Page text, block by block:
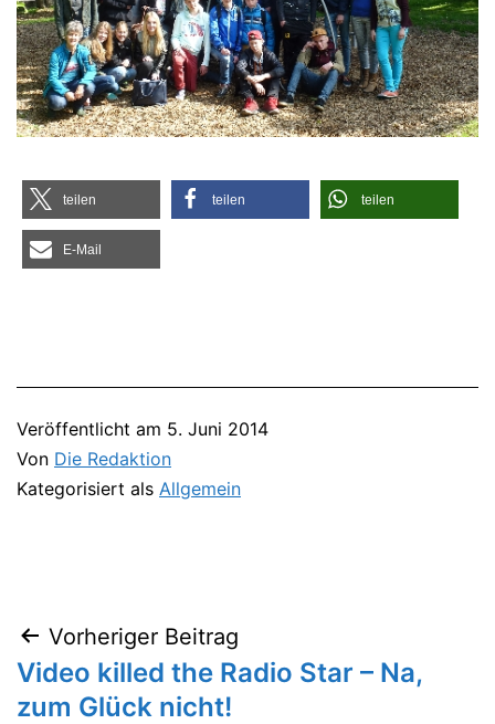
tei­len tei­len tei­len
E‑Mail
Veröffentlicht am 5. Juni 2014
Von Die Redaktion
Kategorisiert als Allgemein
Beitragsnavigation
Vorheriger Beitrag
Video killed the Radio Star – Na,
zum Glück nicht!